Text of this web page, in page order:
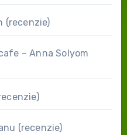
(recenzie)
– Anna Solyom
(recenzie)